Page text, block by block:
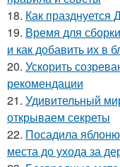
18. Как празднуется
19. Время для
и как добавить их в
20. Ускорить
рекомендации
21. Удивительный
открываем секреты
22. Посадила
места до ухода за